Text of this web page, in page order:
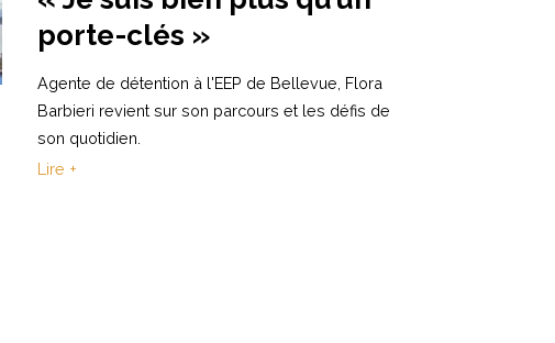
porte-clés »
Agente de détention à l'EEP de Bellevue, Flora
Barbieri revient sur son parcours et les défis de
son quotidien.
Lire +